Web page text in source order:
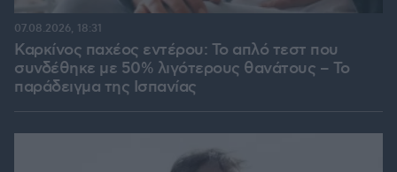
Καρκίνος παχέος εντέρου: Το απλό τεστ που
συνδέθηκε με 50% λιγότερους θανάτους – Το
παράδειγμα της Ισπανίας
07.08.2026, 18:31